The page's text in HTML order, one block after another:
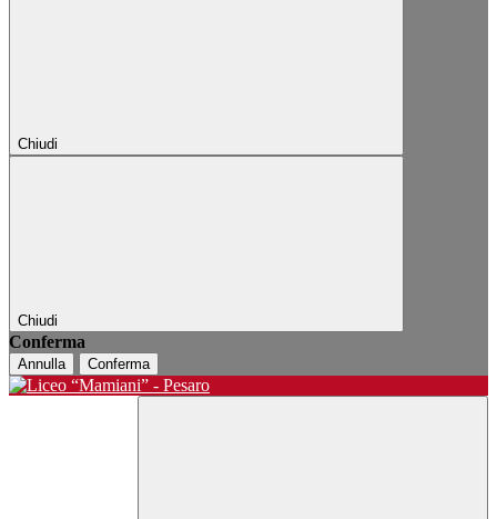
Chiudi
Chiudi
Conferma
Annulla Conferma